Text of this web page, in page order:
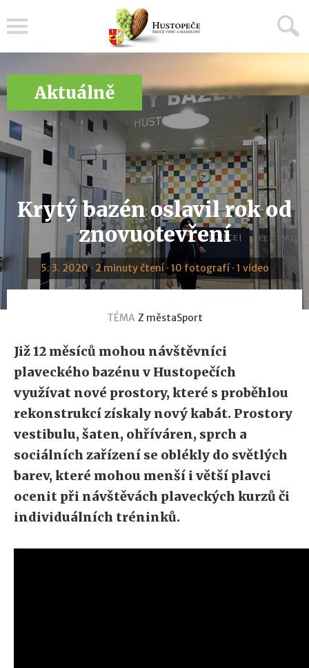
Aktuálně
Krytý bazén oslavil rok od
znovuotevření
5. 3. 2020 · 2 minuty čtení · 10 fotografí · 1 video
TÉMA Z městaSport
Již 12 měsíců mohou návštěvníci
plaveckého bazénu v Hustopečích
využívat nové prostory, které s proběhlou
rekonstrukcí získaly nový kabát. Prostory
vestibulu, šaten, ohříváren, sprch a
sociálních zařízení se oblékly do světlých
barev, které mohou menší i větší plavci
ocenit při návštěvách plaveckých kurzů či
individuálních tréninků.